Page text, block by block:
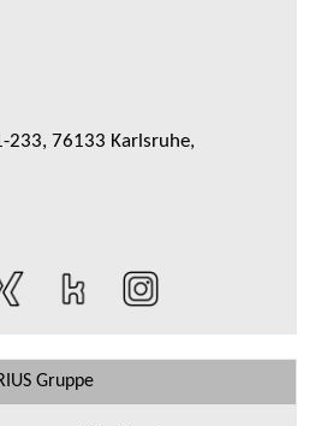
233, 76133 Karlsruhe,
Gruppe